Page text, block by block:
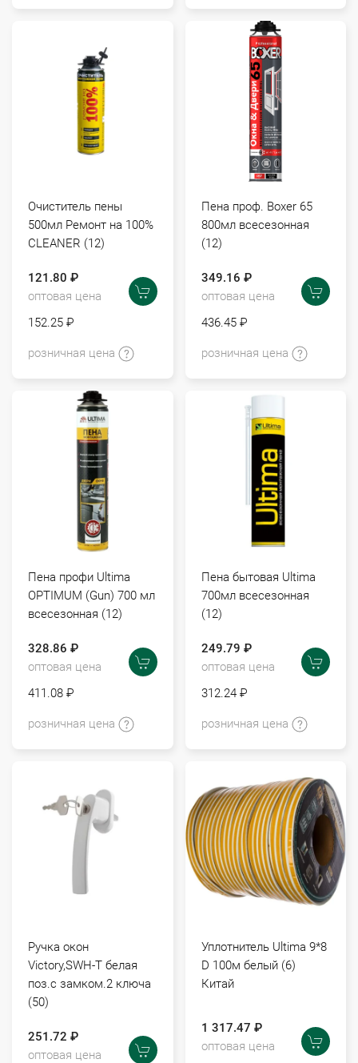
Очиститель пены
500мл Ремонт на 100%
CLEANER (12)
121.80 ₽
оптовая цена
152.25 ₽
розничная цена
Пена проф. Boxer 65
800мл всесезонная
(12)
349.16 ₽
оптовая цена
436.45 ₽
розничная цена
Пена профи Ultima
OPTIMUM (Gun) 700 мл
всесезонная (12)
328.86 ₽
оптовая цена
411.08 ₽
розничная цена
Пена бытовая Ultima
700мл всесезонная
(12)
249.79 ₽
оптовая цена
312.24 ₽
розничная цена
Ручка окон
Victory,SWH-T белая
поз.с замком.2 ключа
(50)
251.72 ₽
оптовая цена
Уплотнитель Ultima 9*8
D 100м белый (6)
Китай
1 317.47 ₽
оптовая цена